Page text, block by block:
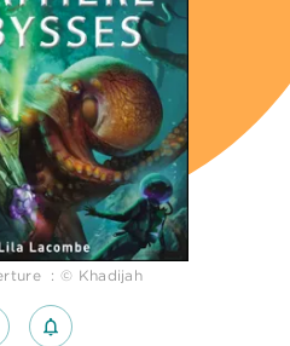
: © Khadijah
notifications_none_outlined